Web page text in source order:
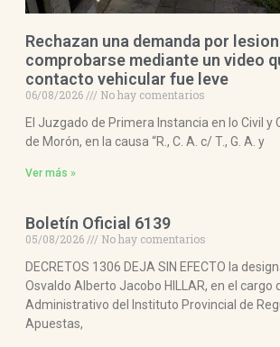
Rechazan una demanda por
comprobarse mediante un video
contacto vehicular fue leve
06/08/2026
No hay comentarios
El Juzgado de Primera Instancia en lo Civil y
de Morón, en la causa “R., C. A. c/ T., G. A. y
Ver más »
Boletín Oficial 6139
05/08/2026
No hay comentarios
DECRETOS 1306 DEJA SIN EFECTO la
Osvaldo Alberto Jacobo HILLAR, en el cargo
Administrativo del Instituto Provincial de
Apuestas,